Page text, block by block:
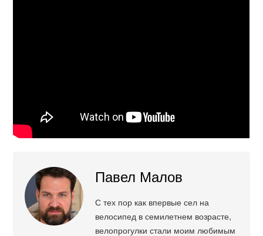
Павел Малов
С тех пор как впервые сел на
велосипед в семилетнем возрасте,
велопрогулки стали моим любимым